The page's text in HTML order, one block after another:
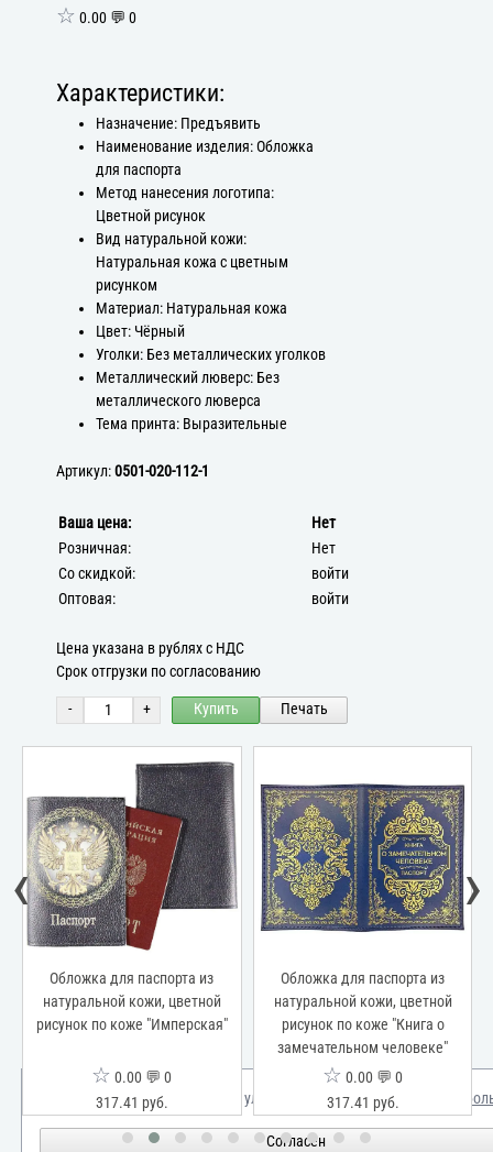
☆ 0.00 💬 0
Характеристики:
Назначение: Предъявить
Наименование изделия: Обложка
для паспорта
Метод нанесения логотипа:
Цветной рисунок
Вид натуральной кожи:
Натуральная кожа с цветным
рисунком
Материал: Натуральная кожа
Цвет: Чёрный
Уголки: Без металлических уголков
Металлический люверс: Без
металлического люверса
Тема принта: Выразительные
Артикул:0501-020-112-1
Ваша цена:
Нет
Розничная:
Нет
Со скидкой:
войти
Оптовая:
войти
Цена указана в рублях с НДС
Срок отгрузки по согласованию
- + Купить Печать
Обложка для паспорта из
натуральной кожи, цветной
рисунок по коже "Имперская"
☆ 0.00 💬 0
317.41 руб.
Обложка для паспорта из
натуральной кожи, цветной
рисунок по коже "Книга о
замечательном человеке"
☆ 0.00 💬 0
317.41 руб.
‹ ›
Мы используем куки для улучшения вашего опыта. Узнать
Согласен